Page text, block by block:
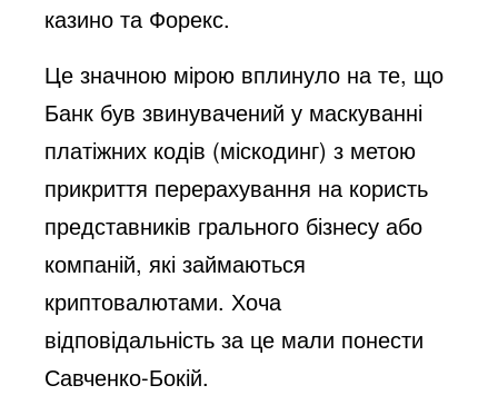
казино та Форекс.
Це значною мірою вплинуло на те, що
Банк був звинувачений у маскуванні
платіжних кодів (міскодинг) з метою
прикриття перерахування на користь
представників грального бізнесу або
компаній, які займаються
криптовалютами. Хоча
відповідальність за це мали понести
Савченко-Бокій.